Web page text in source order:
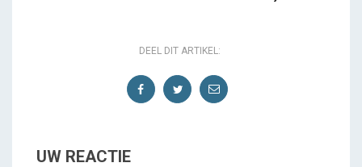
DEEL DIT ARTIKEL:
UW REACTIE